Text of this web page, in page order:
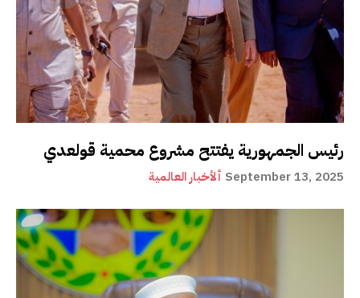
رئيس الجمهورية يفتتح مشروع محمية قولعدي
ألأخبار العالمية September 13, 2025